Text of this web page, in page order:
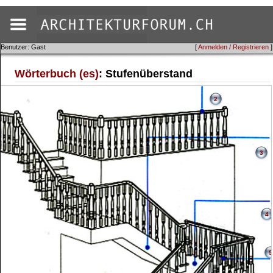
[Anmelden / Registrieren ]
Benutzer: Gast
Wörterbuch (es): Stufenüberstand
2
3
4
5